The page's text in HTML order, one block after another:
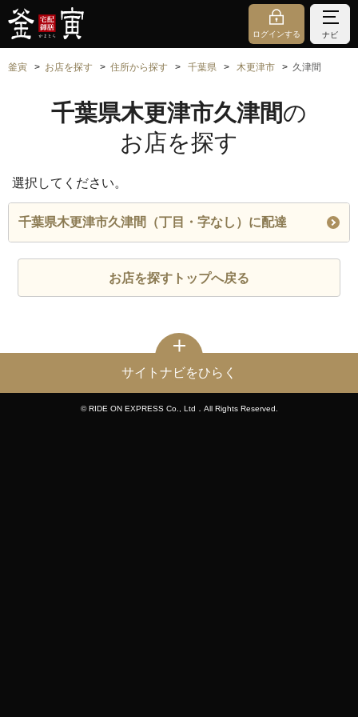
ログインする ナビ
釜寅 お店を探す 住所から探す 千葉県 木更津市 久津間
千葉県木更津市久津間の
お店を探す
選択してください。
千葉県木更津市久津間（丁目・字なし）に配達
お店を探すトップへ戻る
サイトナビをひらく
© RIDE ON EXPRESS Co., Ltd．All Rights Reserved.